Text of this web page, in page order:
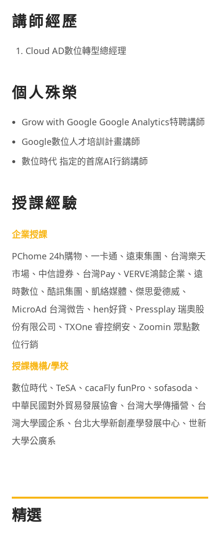
講師經歷
Cloud AD數位轉型總經理
個人殊榮
Grow with Google Google Analytics特聘講師
Google數位人才培訓計畫講師
數位時代 指定的首席AI行銷講師
授課經驗
企業授課
PChome 24h購物、一卡通、遠東集團、台灣樂天
市場、中信證券、台灣Pay、VERVE鴻懿企業、遠
時數位、酷訊集團、凱絡媒體、傑思愛德威、
MicroAd 台灣微告、hen好貸、Pressplay 瑞奧股
份有限公司、TXOne 睿控網安、Zoomin 眾點數
位行銷
授課機構/學校
數位時代、TeSA、cacaFly funPro、sofasoda、
中華民國對外貿易發展協會、台灣大學傳播營、台
灣大學國企系、台北大學新創產學發展中心、世新
大學公廣系
精選